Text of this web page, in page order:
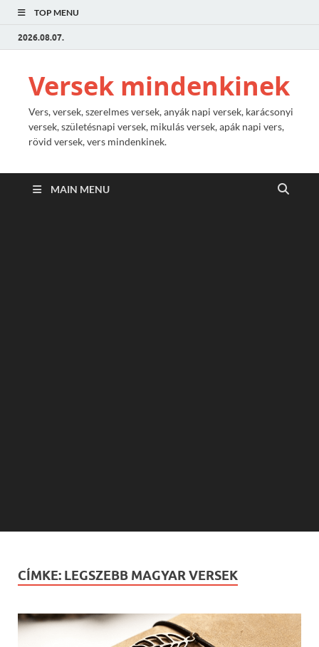
TOP MENU
2026.08.07.
Versek mindenkinek
Vers, versek, szerelmes versek, anyák napi versek, karácsonyi
versek, születésnapi versek, mikulás versek, apák napi vers,
rövid versek, vers mindenkinek.
MAIN MENU
CÍMKE: LEGSZEBB MAGYAR VERSEK